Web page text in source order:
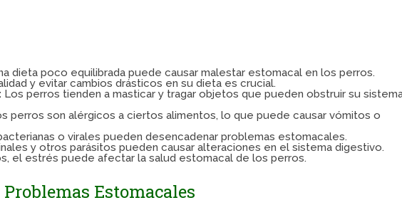
dieta poco equilibrada puede causar malestar estomacal en los perros.
y evitar cambios drásticos en su dieta es crucial.
Los perros tienden a masticar y tragar objetos que pueden obstruir su
perros son alérgicos a ciertos alimentos, lo que puede causar vómitos o
o virales pueden desencadenar problemas estomacales.
y otros parásitos pueden causar alteraciones en el sistema digestivo.
el estrés puede afectar la salud estomacal de los perros.
Estomacales